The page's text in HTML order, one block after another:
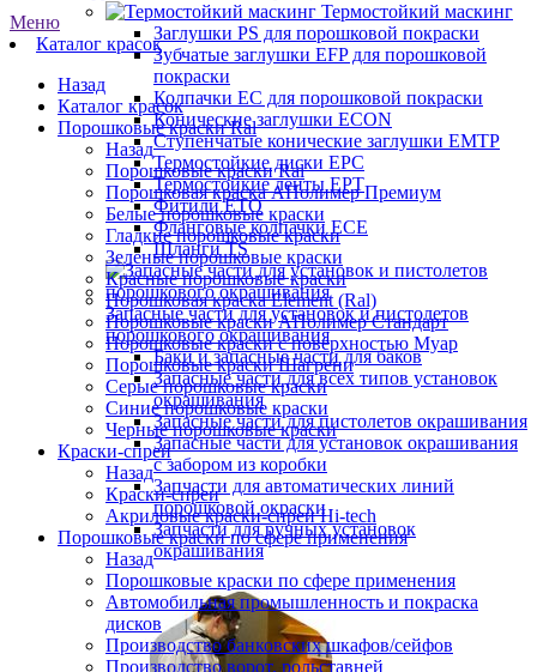
Термостойкий маскинг
Заглушки PS для порошковой покраски
Зубчатые заглушки EFP для порошковой
покраски
Колпачки ЕС для порошковой покраски
Конические заглушки ECON
Ступенчатые конические заглушки EMTP
Термостойкие диски EPC
Термостойкие ленты EPT
Фитили ETO
Фланговые колпачки ECE
Шланги TS
Запасные части для установок и пистолетов
порошкового окрашивания
Баки и запасные части для баков
Запасные части для всех типов установок
окрашивания
Запасные части для пистолетов окрашивания
Запасные части для установок окрашивания
с забором из коробки
Запчасти для автоматических линий
порошковой окраски
Запчасти для ручных установок
окрашивания
Меню
Каталог красок
Назад
Каталог красок
Порошковые краски Ral
Назад
Порошковые краски Ral
Порошковая краска АПолимер Премиум
Белые порошковые краски
Гладкие порошковые краски
Зеленые порошковые краски
Красные порошковые краски
Порошковая краска Element (Ral)
Порошковые краски АПолимер Стандарт
Порошковые краски с поверхностью Муар
Порошковые краски Шагрени
Серые порошковые краски
Синие порошковые краски
Черные порошковые краски
Краски-спреи
Назад
Краски-спреи
Акриловые краски-спреи Hi-tech
Порошковые краски по сфере применения
Назад
Порошковые краски по сфере применения
Автомобильная промышленность и покраска
дисков
Производство банковских шкафов/сейфов
Производство ворот, рольставней